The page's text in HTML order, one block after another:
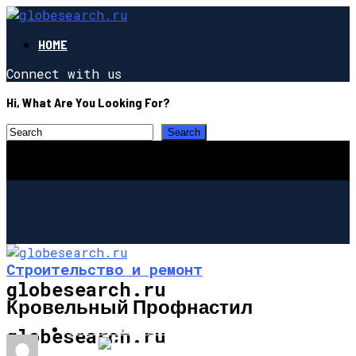
HOME
Connect with us
Hi, What Are You Looking For?
globesearch.ru
globesearch.ru
СТРОИТЕЛЬСТВО И РЕМОНТ
Строительство и ремонт
Кровельный Профнастил